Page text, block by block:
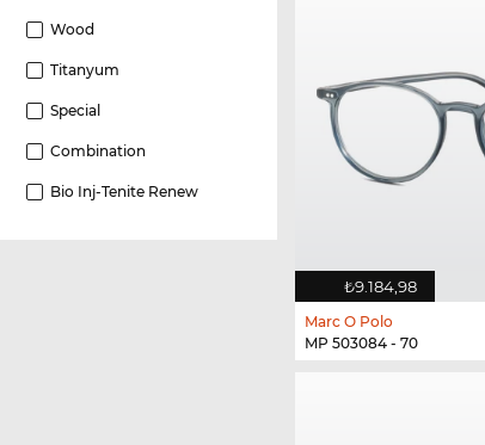
Wood
Titanyum
Special
Combination
Bio Inj-Tenite Renew
₺9.184,98
Marc O Polo
MP 503084 - 70